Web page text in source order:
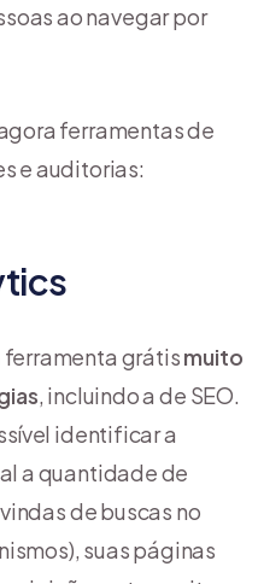
ao navegar por
ferramentas de
e auditorias:
ferramenta grátismuito
, incluindo a de SEO.
identificar a
a quantidade de
de buscas no
suas páginas